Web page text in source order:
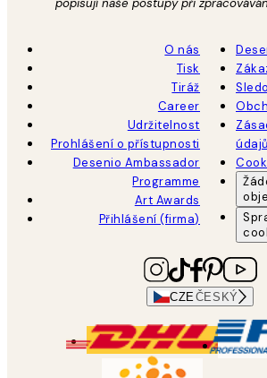
popisují naše postupy při
O nás
Tisk
Tiráž
Career
Udržitelnost
Prohlášení o přístupnosti
Desenio Ambassador
Programme
Art Awards
Přihlášení (firma)
údajů
CZE ČESKÝ